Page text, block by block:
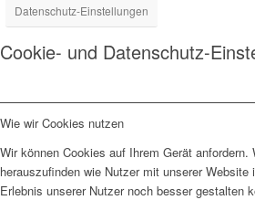
Datenschutz-Einstellungen
Cookie- und Datenschutz-
Wie wir Cookies nutzen
Wir können Cookies auf Ihrem Gerät anfordern.
herauszufinden wie Nutzer mit unserer Website
Erlebnis unserer Nutzer noch besser gestalten